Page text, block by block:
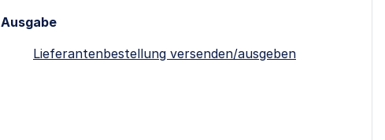
Ausgabe
Lieferantenbestellung versenden/ausgeben